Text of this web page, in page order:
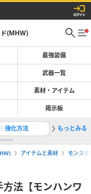
(MHW)
最強装備
武器一覧
素材・アイテム
掲示板
強化方法 2覚醒武
もっとみる
アイテムと素材 モンス
法【モンハンワ